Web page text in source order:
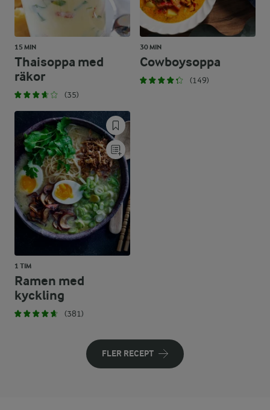
15 MIN
Thaisoppa med
räkor
(35)
30 MIN
Cowboysoppa
(149)
1 TIM
Ramen med
kyckling
(381)
FLER RECEPT